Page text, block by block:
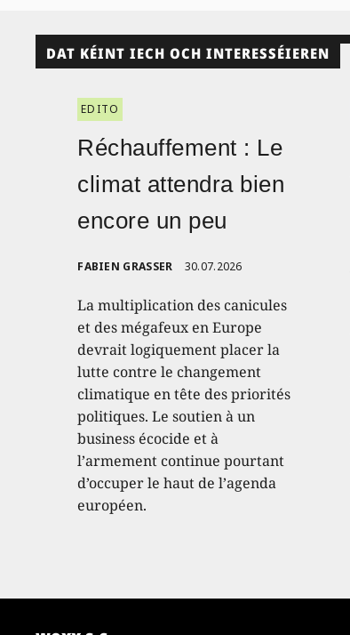
DAT KÉINT IECH OCH INTERESSÉIEREN
EDITO
Réchauffement : Le
climat attendra bien
encore un peu
FABIEN GRASSER 30.07.2026
La multiplication des canicules
et des mégafeux en Europe
devrait logiquement placer la
lutte contre le changement
climatique en tête des priorités
politiques. Le soutien à un
business écocide et à
l’armement continue pourtant
d’occuper le haut de l’agenda
européen.